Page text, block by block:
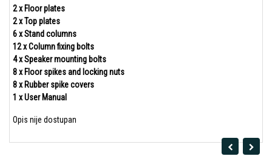
2 x Floor plates
2 x Top plates
6 x Stand columns
12 x Column fixing bolts
4 x Speaker mounting bolts
8 x Floor spikes and locking nuts
8 x Rubber spike covers
1 x User Manual
Opis nije dostupan